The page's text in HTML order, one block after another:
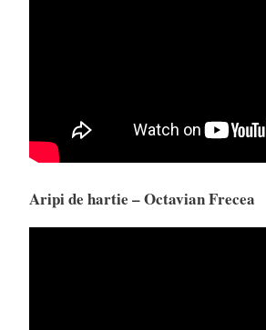
Aripi de hartie – Octavian Frecea